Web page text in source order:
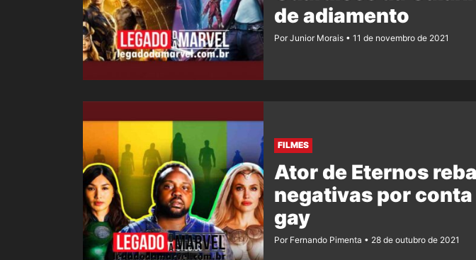
de adiamento
Por Junior Morais 11 de novembro de 2021
FILMES
Ator de Eternos
negativas por conta
gay
Por Fernando Pimenta 28 de outubro de 2021